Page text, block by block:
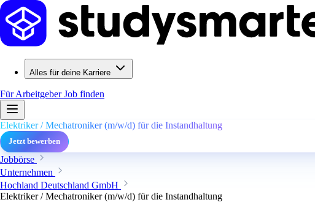
Alles für deine Karriere
Für ArbeitgeberJob finden
Elektriker / Mechatroniker (m/w/d) für die Instandhaltung
Jetzt bewerben
Jobbörse
Unternehmen
Hochland Deutschland GmbH
Elektriker / Mechatroniker (m/w/d) für die Instandhaltung